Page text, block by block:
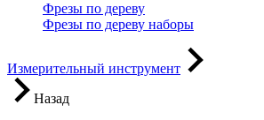
Фрезы по дереву
Фрезы по дереву наборы
Измерительный инструмент
Назад